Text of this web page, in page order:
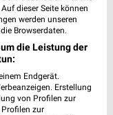
Geöffnet
dieser Seite können
werden unseren
Browserdaten.
die Leistung der
Endgerät.
Erstellung
von Profilen zur
zur